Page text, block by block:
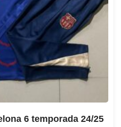
6 temporada 24/25